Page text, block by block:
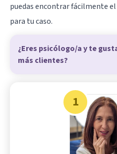
puedas encontrar fácilmente
para tu caso.
¿Eres psicólogo/a y te
más clientes?
1